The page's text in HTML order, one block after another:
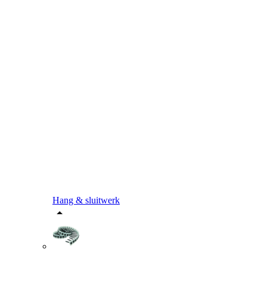
Hang & sluitwerk